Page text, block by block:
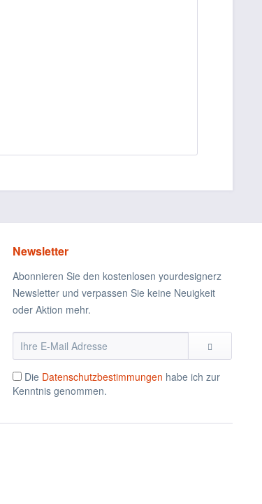
Newsletter
Abonnieren Sie den kostenlosen yourdesignerz
Newsletter und verpassen Sie keine Neuigkeit
oder Aktion mehr.
Die Datenschutzbestimmungen habe ich zur
Kenntnis genommen.